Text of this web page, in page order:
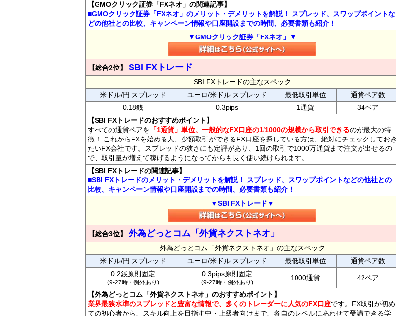
【GMOクリック証券「FXネオ」の関連記事】
■GMOクリック証券「FXネオ」のメリット・デメリットを解説！ スプレッド、スワップポイントな
どの他社との比較、キャンペーン情報や口座開設までの時間、必要書類も紹介！
▼GMOクリック証券「FXネオ」▼
【総合2位】 SBI FXトレード
SBI FXトレードの主なスペック
米ドル/円 スプレッド
ユーロ/米ドル スプレッド 最低取引単位
通貨ペア数
0.18銭
0.3pips 1通貨
34ペア
【SBI FXトレードのおすすめポイント】
すべての通貨ペアを 「1通貨」単位、一般的なFX口座の1/1000の規模から取引できるのが最大の特
徴！ これからFXを始める人、少額取引ができるFX口座を探している方は、絶対にチェックしておき
たいFX会社です。スプレッドの狭さにも定評があり、1回の取引で1000万通貨まで注文が出せるの
で、取引量が増えて稼げるようになってからも長く使い続けられます。
【SBI FXトレードの関連記事】
■SBI FXトレードのメリット・デメリットを解説！ スプレッド、スワップポイントなどの他社との
比較、キャンペーン情報や口座開設までの時間、必要書類も紹介！
▼SBI FXトレード▼
【総合3位】 外為どっとコム「外貨ネクストネオ」
外為どっとコム「外貨ネクストネオ」の主なスペック
米ドル/円 スプレッド
ユーロ/米ドル スプレッド 最低取引単位
通貨ペア数
0.2銭原則固定
(9-27時・例外あり)
0.3pips原則固定
(9-27時・例外あり)
1000通貨 42ペア
【外為どっとコム「外貨ネクストネオ」のおすすめポイント】
業界最狭水準のスプレッドと豊富な情報で、多くのトレーダーに人気のFX口座です。FX取引が初め
ての初心者から、スキル向上を目指す中・上級者向けまで、各自のレベルにあわせて受講できる学